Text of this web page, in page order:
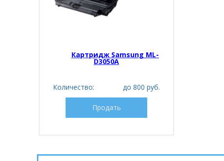
Картридж Samsung ML-
D3050A
Количество: до 800 руб.
Продать